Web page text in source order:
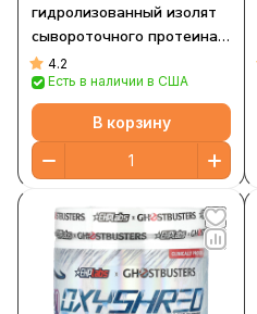
гидролизованный изолят
сывороточного протеина,
ванильное мороженое, 974
г (2,15 фунта)
4.2
Есть в наличии в США
В корзину